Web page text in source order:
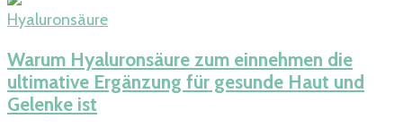
Hyaluronsäure
Warum Hyaluronsäure zum einnehmen die
ultimative Ergänzung für gesunde Haut und
Gelenke ist